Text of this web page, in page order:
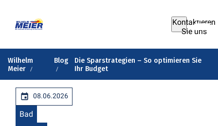
Kontaktieren
Sie uns
Wilhelm
Meier
Blog
Die Sparstrategien – So optimieren Sie
Ihr Budget
08.06.2026
Bad